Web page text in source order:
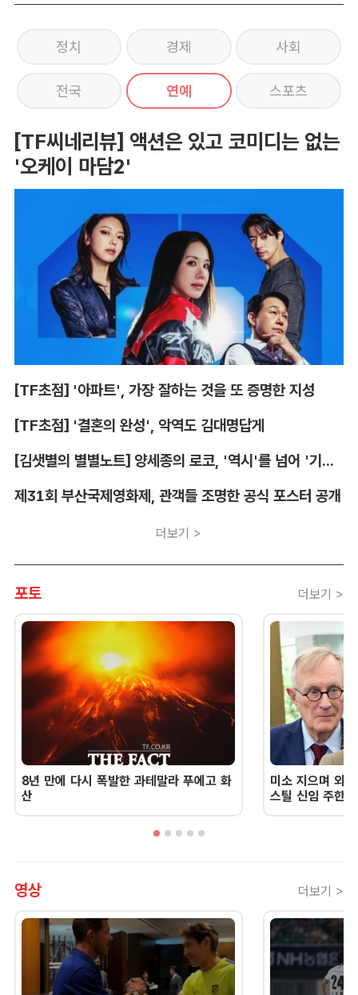
정치 경제 사회
전국 연예 스포츠
[TF씨네리뷰] 액션은 있고 코미디는 없는
'오케이 마담2'
[TF초점] '아파트', 가장 잘하는 것을 또 증명한 지성
[TF초점] '결혼의 완성', 악역도 김대명답게
[김샛별의 별별노트] 양세종의 로코, '역시'를 넘어 '기대 이상'
제31회 부산국제영화제, 관객들 조명한 공식 포스터 공개
더보기 >
포토 더보기 >
8년 만에 다시 폭발한 과테말라 푸에고 화
산
미소 지으며 외
스틸 신임 주한
영상 더보기 >